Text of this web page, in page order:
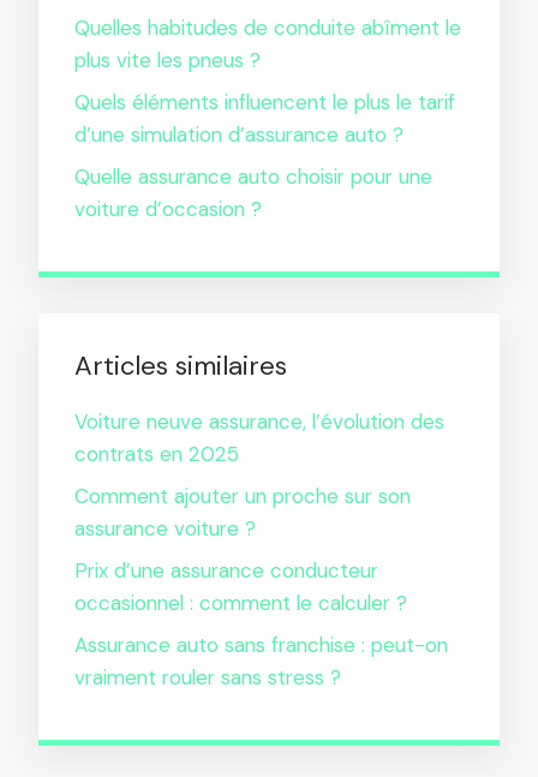
Quelles habitudes de conduite abîment le
plus vite les pneus ?
Quels éléments influencent le plus le tarif
d’une simulation d’assurance auto ?
Quelle assurance auto choisir pour une
voiture d’occasion ?
Articles similaires
Voiture neuve assurance, l’évolution des
contrats en 2025
Comment ajouter un proche sur son
assurance voiture ?
Prix d’une assurance conducteur
occasionnel : comment le calculer ?
Assurance auto sans franchise : peut-on
vraiment rouler sans stress ?